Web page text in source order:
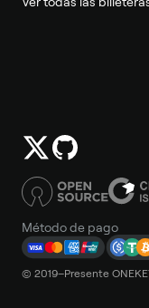
Método de pago
© 2019–Presente